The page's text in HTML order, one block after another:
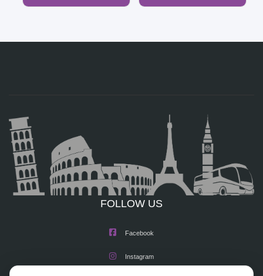
FOLLOW US
Facebook
Instagram